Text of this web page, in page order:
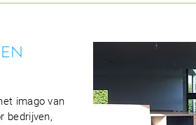
imago van
bedrijven,